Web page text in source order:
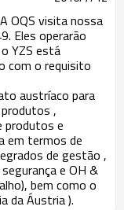
A OQS visita nossa
Eles operarão
YZS está
com o requisito
austríaco para
,
produtos e
em termos de
de gestão ,
e OH &
bem como o
da Áustria).